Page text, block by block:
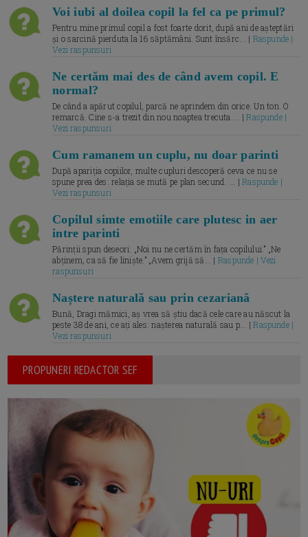
Voi iubi al doilea copil la fel ca pe primul?
Pentru mine primul copil a fost foarte dorit, după ani de așteptări
și o sarcină pierduta la 16 săptămâni. Sunt însărc... | Raspunde |
Vezi raspunsuri
Ne certăm mai des de când avem copil. E
normal?
De când a apărut copilul, parcă ne aprindem din orice. Un ton. O
remarcă. Cine s-a trezit din nou noaptea trecuta.... |Raspunde |
Vezi raspunsuri
Cum ramanem un cuplu, nu doar parinti
După apariția copiilor, multe cupluri descoperă ceva ce nu se
spune prea des: relația se mută pe plan secund. ... |Raspunde |
Vezi raspunsuri
Copilul simte emotiile care plutesc in aer
intre parinti
Părinții spun deseori: „Noi nu ne certăm în fața copilului.” „Ne
abținem, ca să fie liniște.” „Avem grijă să... | Raspunde | Vezi
raspunsuri
Naștere naturală sau prin cezariană
Bună, Dragi mămici, aș vrea să știu dacă cele care au născut la
peste 38 de ani, ce ați ales: nașterea naturală sau p... |Raspunde |
Vezi raspunsuri
PROPUNERI REDACTOR SEF